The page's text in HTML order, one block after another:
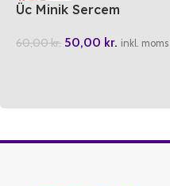
Üc Minik Sercem
60,00kr. 50,00 kr. inkl. moms